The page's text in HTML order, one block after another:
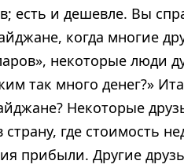
есть и дешевле. Вы
когда многие
некоторые люди
так много денег?»
Некоторые
страну, где стоимость
прибыли. Другие